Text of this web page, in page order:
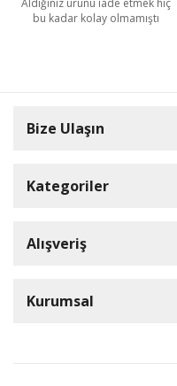
Aldığınız ürünü iade etmek hiç
bu kadar kolay olmamıştı
Bize Ulaşın
0(352) 231 92 94
Kategoriler
Rulopak
Ermop
Alışveriş
Kurumsal